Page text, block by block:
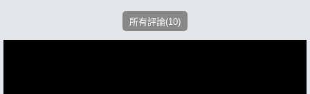
所有評論(10)